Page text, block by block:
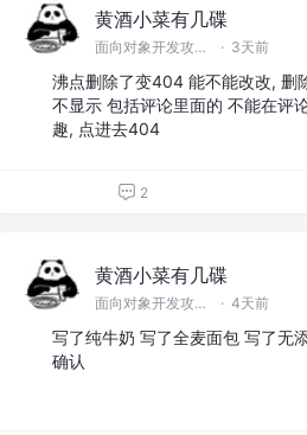
黄酒小菜有几碟
面向对象开发攻城狮 · 3天前
沸点删除了变404 能不能改改, 删
不显示 包括评论里面的 不能在评
趣, 点进去404
2
黄酒小菜有几碟
面向对象开发攻城狮 · 4天前
写了纯牛奶 写了全麦面包 写了无
确认